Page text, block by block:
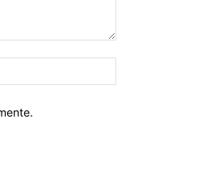
web: